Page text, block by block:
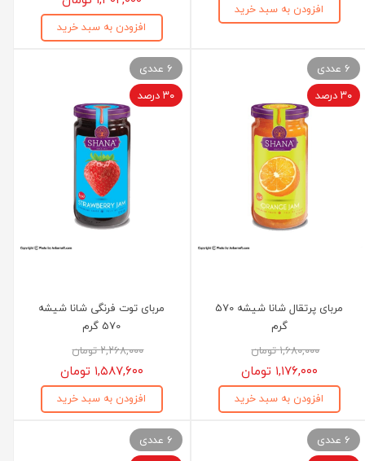
افزودن به سبد خرید
افزودن به سبد خرید
مربای پرتقال شانا شیشه 570
گرم
۱,۶۸۰,۰۰۰ تومان
۱,۱۷۶,۰۰۰ تومان
افزودن به سبد خرید
6 عددی
۳۰ درصد
مربای توت فرنگی شانا شیشه
570 گرم
۲,۲۶۸,۰۰۰ تومان
۱,۵۸۷,۶۰۰ تومان
افزودن به سبد خرید
6 عددی
۳۰ درصد
6 عددی
6 عددی